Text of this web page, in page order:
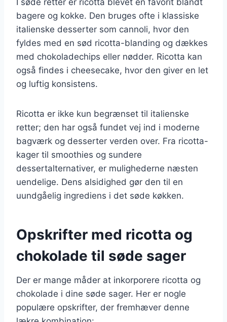
bagere og kokke. Den bruges ofte i klassiske
italienske desserter som cannoli, hvor den
fyldes med en sød ricotta-blanding og dækkes
med chokoladechips eller nødder. Ricotta kan
også findes i cheesecake, hvor den giver en let
og luftig konsistens.
Ricotta er ikke kun begrænset til italienske
retter; den har også fundet vej ind i moderne
bagværk og desserter verden over. Fra ricotta-
kager til smoothies og sundere
dessertalternativer, er mulighederne næsten
uendelige. Dens alsidighed gør den til en
uundgåelig ingrediens i det søde køkken.
Opskrifter med ricotta og
chokolade til søde sager
Der er mange måder at inkorporere ricotta og
chokolade i dine søde sager. Her er nogle
populære opskrifter, der fremhæver denne